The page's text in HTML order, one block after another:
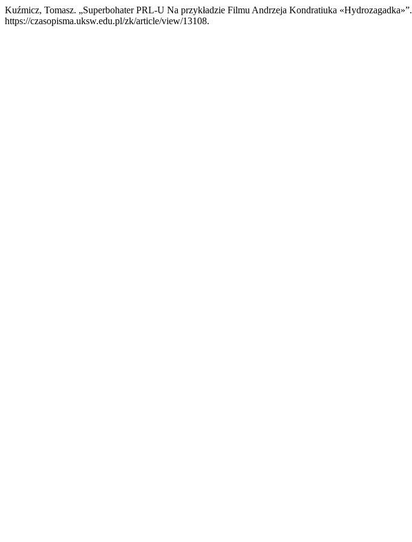
Kuźmicz, Tomasz. „Superbohater PRL-U Na przykładzie Filmu Andrzeja Kondratiuka «Hydrozagadka»”.
https://czasopisma.uksw.edu.pl/zk/article/view/13108.